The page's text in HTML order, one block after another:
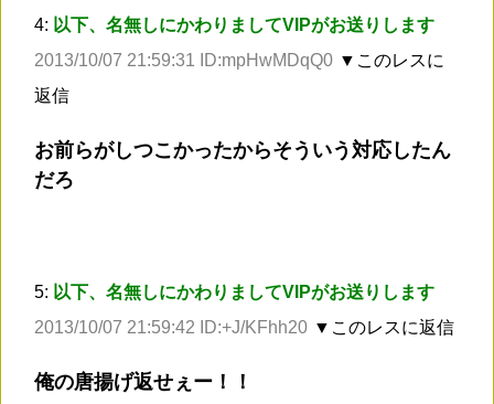
4: 以下、名無しにかわりましてVIPがお送りします
2013/10/07 21:59:31 ID:mpHwMDqQ0 ▼このレスに
返信
お前らがしつこかったからそういう対応したん
だろ
5: 以下、名無しにかわりましてVIPがお送りします
2013/10/07 21:59:42 ID:+J/KFhh20 ▼このレスに返信
俺の唐揚げ返せぇー！！